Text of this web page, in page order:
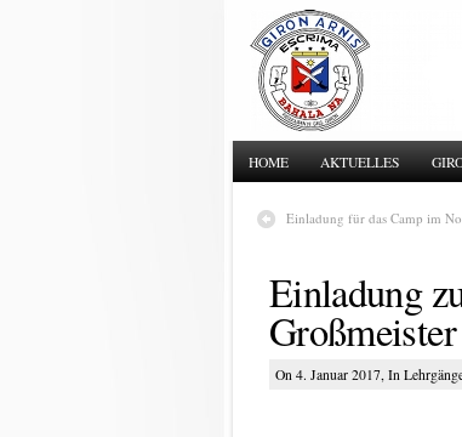
HOME AKTUELLES
Einladung für das Camp im
Einladung
On 4. Januar 2017, In